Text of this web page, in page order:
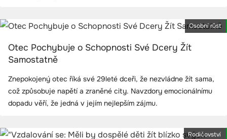
Osobní růst
Otec Pochybuje o Schopnosti Své Dcery Žít
Samostatně
Znepokojený otec říká své 29leté dceři, že nezvládne žít sama,
což způsobuje napětí a zraněné city. Navzdory emocionálnímu
dopadu věří, že jedná v jejím nejlepším zájmu.
Rodičovství